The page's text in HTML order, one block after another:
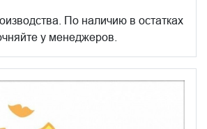
По наличию в остатках
у менеджеров.